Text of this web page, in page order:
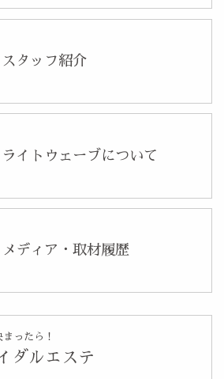
スタッフ紹介
ライトウェーブについて
メディア・取材履歴
ったら！
ダルエステ